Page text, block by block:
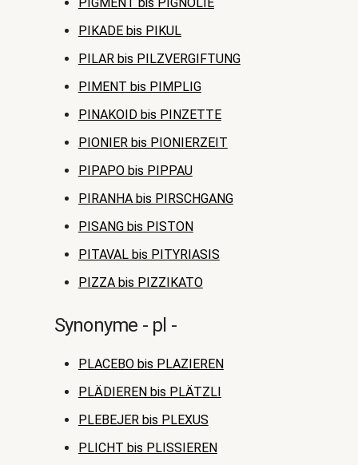
PIKADE bis PIKUL
PILAR bis PILZVERGIFTUNG
PIMENT bis PIMPLIG
PINAKOID bis PINZETTE
PIONIER bis PIONIERZEIT
PIPAPO bis PIPPAU
PIRANHA bis PIRSCHGANG
PISANG bis PISTON
PITAVAL bis PITYRIASIS
PIZZA bis PIZZIKATO
Synonyme - pl -
PLACEBO bis PLAZIEREN
PLÄDIEREN bis PLÄTZLI
PLEBEJER bis PLEXUS
PLICHT bis PLISSIEREN